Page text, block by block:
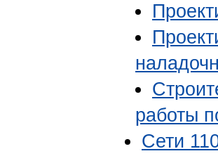
работы
Сети